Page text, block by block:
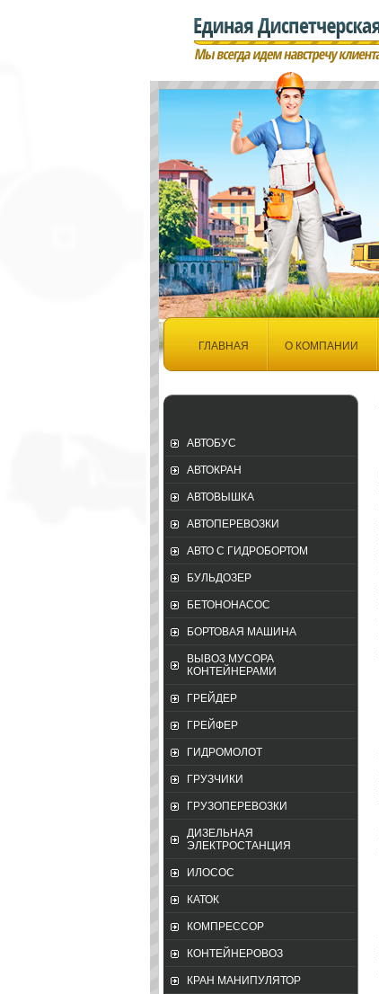
ГЛАВНАЯ О КОМПАНИИ
ДОКУМЕНТЫ
АВТОБУС
АВТОКРАН
АВТОВЫШКА
АВТОПЕРЕВОЗКИ
АВТО С ГИДРОБОРТОМ
БУЛЬДОЗЕР
БЕТОНОНАСОС
БОРТОВАЯ МАШИНА
ВЫВОЗ МУСОРА
КОНТЕЙНЕРАМИ
ГРЕЙДЕР
ГРЕЙФЕР
ГИДРОМОЛОТ
ГРУЗЧИКИ
ГРУЗОПЕРЕВОЗКИ
ДИЗЕЛЬНАЯ
ЭЛЕКТРОСТАНЦИЯ
ИЛОСОС
КАТОК
КОМПРЕССОР
КОНТЕЙНЕРОВОЗ
КРАН МАНИПУЛЯТОР